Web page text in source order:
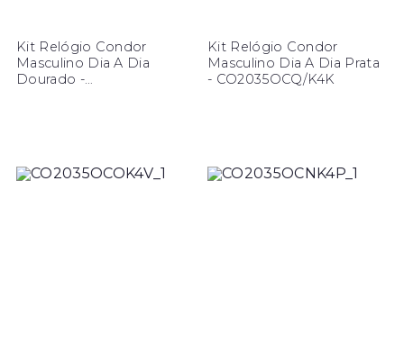
Kit Relógio Condor
Masculino Dia A Dia
Dourado -
Kit Relógio Condor
Masculino Dia A Dia Prata
- CO2035OCQ/K4K